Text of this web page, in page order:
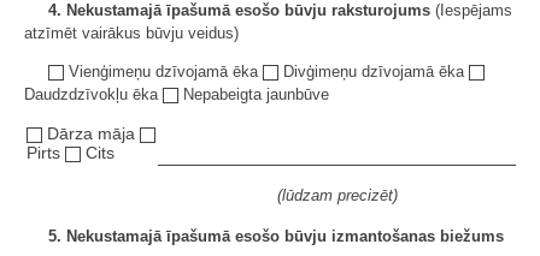
4. Nekustamajā īpašumā esošo būvju raksturojums (Iespējams
atzīmēt vairākus būvju veidus)
Vienģimeņu dzīvojamā ēka
Divģimeņu dzīvojamā ēka
Daudzdzīvokļu ēka
Nepabeigta jaunbūve
Dārza māja
Pirts
Cits
(lūdzam precizēt)
5. Nekustamajā īpašumā esošo būvju izmantošanas biežums